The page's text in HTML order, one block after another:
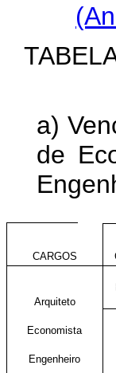
a)
de
CARGOS
Arquiteto
Economista
Engenheiro